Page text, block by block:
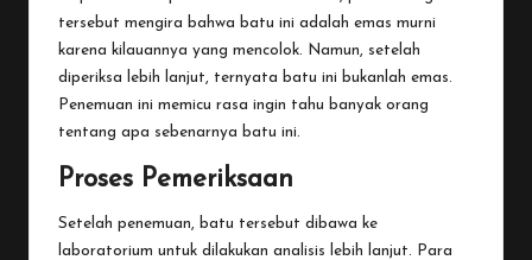
tersebut mengira bahwa batu ini adalah emas murni
karena kilauannya yang mencolok. Namun, setelah
diperiksa lebih lanjut, ternyata batu ini bukanlah emas.
Penemuan ini memicu rasa ingin tahu banyak orang
tentang apa sebenarnya batu ini.
Proses Pemeriksaan
Setelah penemuan, batu tersebut dibawa ke
laboratorium untuk dilakukan analisis lebih lanjut. Para